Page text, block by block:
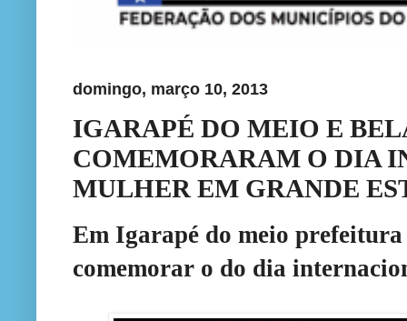
domingo, março 10, 2013
IGARAPÉ DO MEIO E
COMEMORARAM O DIA
MULHER EM GRANDE
Em Igarapé do meio
comemorar o do dia